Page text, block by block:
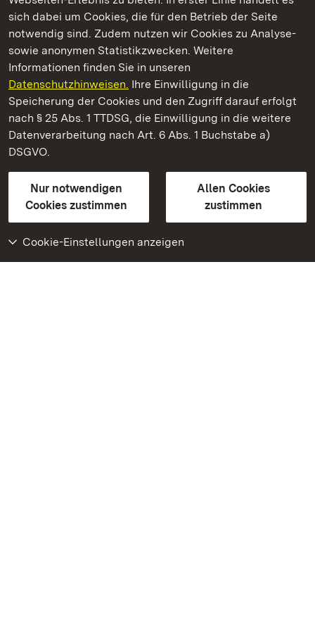
sich dabei um Cookies, die für den Betrieb der Seite
notwendig sind. Zudem nutzen wir Cookies zu Analyse-
sowie anonymen Statistikzwecken. Weitere
Informationen finden Sie in unseren
Datenschutzhinweisen. Ihre Einwilligung in die
Speicherung der Cookies und den Zugriff darauf erfolgt
nach § 25 Abs. 1 TTDSG, die Einwilligung in die weitere
Datenverarbeitung nach Art. 6 Abs. 1 Buchstabe a)
DSGVO.
Nur notwendigen
Cookies zustimmen
Allen Cookies
zustimmen
Cookie-Einstellungen anzeigen
Kommen. Staunen. Genießen.
Staatliche Schlösser und Gärten Baden‑Württemberg
Staatliche Schlösser und Gärten Baden-Württemberg
Kontakt
GebärdenspracheLeichte Sprache
Erklärung zur Barrierefreiheit
BITV-konform (geprüfte Seiten)
Weiteres